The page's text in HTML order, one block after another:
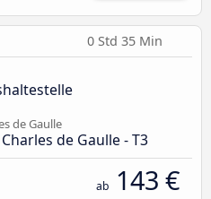
0 Std 35 Min
de Gaulle
de Gaulle - T3
ab 143 €